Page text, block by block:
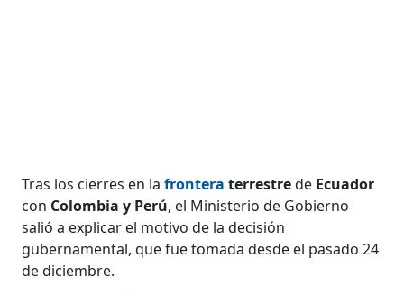
Tras los cierres en lafrontera terrestrede Ecuador
con Colombia y Perú, el Ministerio de Gobierno
salió a explicar el motivo de la decisión
gubernamental, que fue tomada desde el pasado 24
de diciembre.